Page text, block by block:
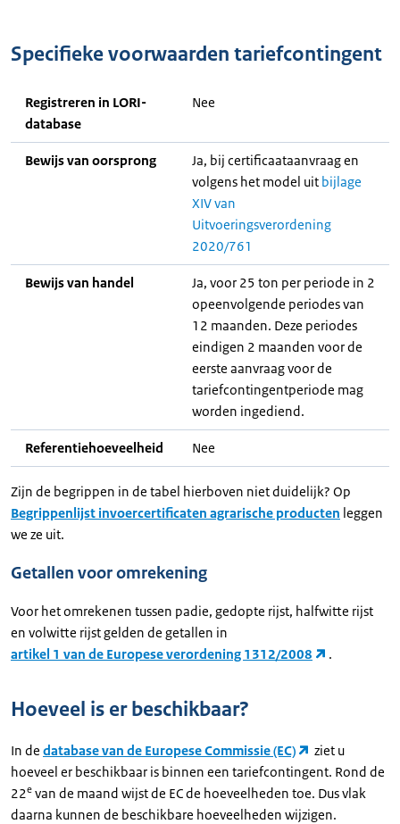
Specifieke voorwaarden tariefcontingent
Registreren in LORI-
database
Nee
Bewijs van oorsprong
Ja, bij certificaataanvraag en
volgens het model uit bijlage
XIV van
Uitvoeringsverordening
2020/761
Bewijs van handel
Ja, voor 25 ton per periode in 2
opeenvolgende periodes van
12 maanden. Deze periodes
eindigen 2 maanden voor de
eerste aanvraag voor de
tariefcontingentperiode mag
worden ingediend.
Referentiehoeveelheid Nee
Zijn de begrippen in de tabel hierboven niet duidelijk? Op
Begrippenlijst invoercertificaten agrarische producten leggen
we ze uit.
Getallen voor omrekening
Voor het omrekenen tussen padie, gedopte rijst, halfwitte rijst
en volwitte rijst gelden de getallen in
artikel 1 van de Europese verordening 1312/2008
.
Hoeveel is er beschikbaar?
In de database van de Europese Commissie (EC)
ziet u
hoeveel er beschikbaar is binnen een tariefcontingent. Rond de
22e van de maand wijst de EC de hoeveelheden toe. Dus vlak
daarna kunnen de beschikbare hoeveelheden wijzigen.